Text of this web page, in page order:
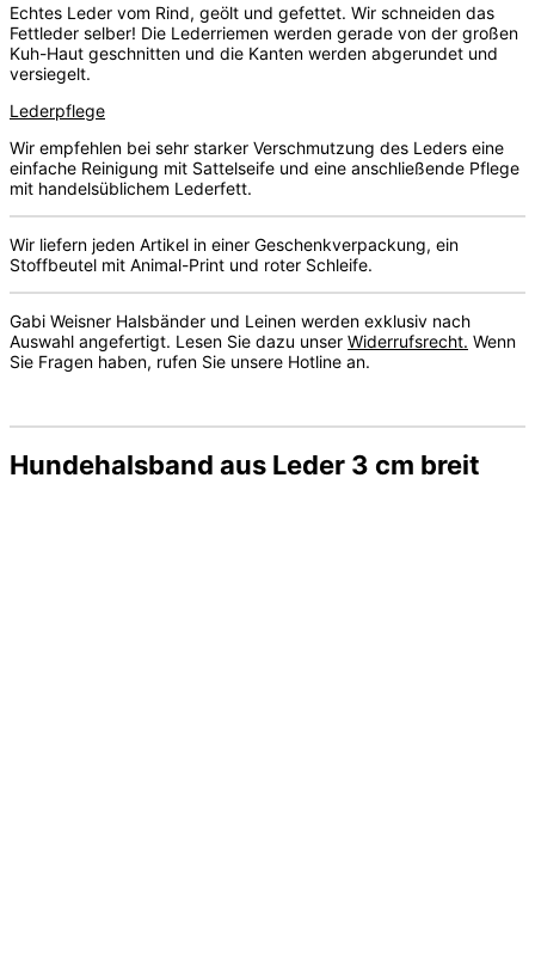
Echtes Leder vom Rind, geölt und gefettet. Wir schneiden das
Fettleder selber! Die Lederriemen werden gerade von der großen
Kuh-Haut geschnitten und die Kanten werden abgerundet und
versiegelt.
Lederpflege
Wir empfehlen bei sehr starker Verschmutzung des Leders eine
einfache Reinigung mit Sattelseife und eine anschließende Pflege
mit handelsüblichem Lederfett.
Wir liefern jeden Artikel in einer Geschenkverpackung, ein
Stoffbeutel mit Animal-Print und roter Schleife.
Gabi Weisner Halsbänder und Leinen werden exklusiv nach
Auswahl angefertigt. Lesen Sie dazu unser Widerrufsrecht. Wenn
Sie Fragen haben, rufen Sie unsere Hotline an.
Hundehalsband aus Leder 3 cm breit